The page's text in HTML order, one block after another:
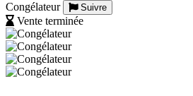
Congélateur
Suivre
Vente terminée